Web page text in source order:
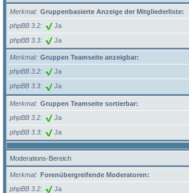
Merkmal
Gruppenbasierte Anzeige der Mitgliederliste:
phpBB 3.2
Ja
phpBB 3.3 Ja
Merkmal
Gruppen Teamseite anzeigbar:
phpBB 3.2
Ja
phpBB 3.3 Ja
Merkmal
Gruppen Teamseite sortierbar:
phpBB 3.2
Ja
phpBB 3.3 Ja
Moderations-Bereich
Merkmal
Forenübergreifende Moderatoren:
phpBB 3.2
Ja